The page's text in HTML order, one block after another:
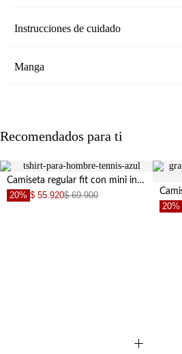
Instrucciones de cuidado
Manga
Recomendados para ti
+
Camiseta regular fit con mini insignia bordada de algodón azul claro para hombre
20% $ 55.920$ 69.900
20%